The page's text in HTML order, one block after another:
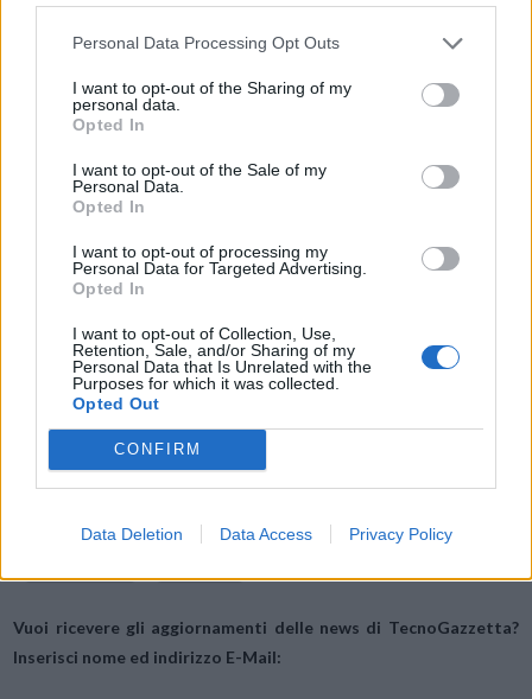
Personal Data Processing Opt Outs
I want to opt-out of the Sharing of my
personal data.
Opted In
I want to opt-out of the Sale of my
Personal Data.
Opted In
I want to opt-out of processing my
Personal Data for Targeted Advertising.
Opted In
I want to opt-out of Collection, Use,
Retention, Sale, and/or Sharing of my
Personal Data that Is Unrelated with the
Purposes for which it was collected.
Opted Out
CONFIRM
Data Deletion Data Access Privacy Policy
diventando il primo brand di smartphone del settore a produrre in
massa la ricarica rapida da 240W, la velocità di ricarica più elevata
La nuovissima ricarica rapida da 240W sarà presente sul realme GT
Neo 5, il cui lancio in Cina è previsto a febbraio 2023. Per il mercato
globale, la ricarica rapida da 240W arriverà quest’anno sul prossimo
Vuoi ricevere gli aggiornamenti delle news di TecnoGazzetta?
Inserisci nome ed indirizzo E-Mail: